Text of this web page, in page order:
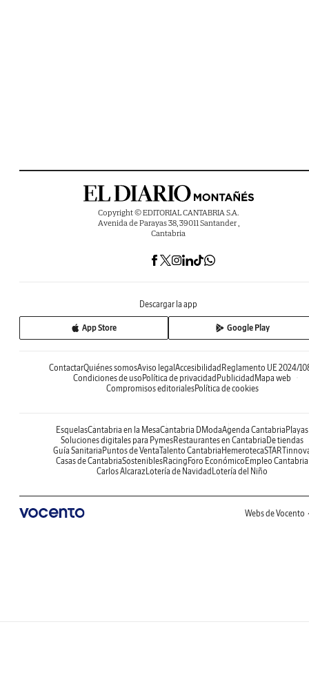
Copyright © EDITORIAL CANTABRIA S.A.
Avenida de Parayas 38, 39011 Santander ,
Cantabria
Descargar la app
App Store Google Play
ContactarQuiénes somosAviso legalAccesibilidadReglamento UE 2024/
Condiciones de usoPolítica de privacidadPublicidadMapa web
Compromisos editorialesPolítica de cookies
EsquelasCantabria en la MesaCantabria DModaAgenda CantabriaPlayas
Soluciones digitales para PymesRestaurantes en CantabriaDe tiendas
Guía SanitariaPuntos de VentaTalento CantabriaHemeroteca
Casas de CantabriaSosteniblesRacingForo EconómicoEmpleo Cantabria
Carlos AlcarazLotería de NavidadLotería del Niño
Webs de Vocento